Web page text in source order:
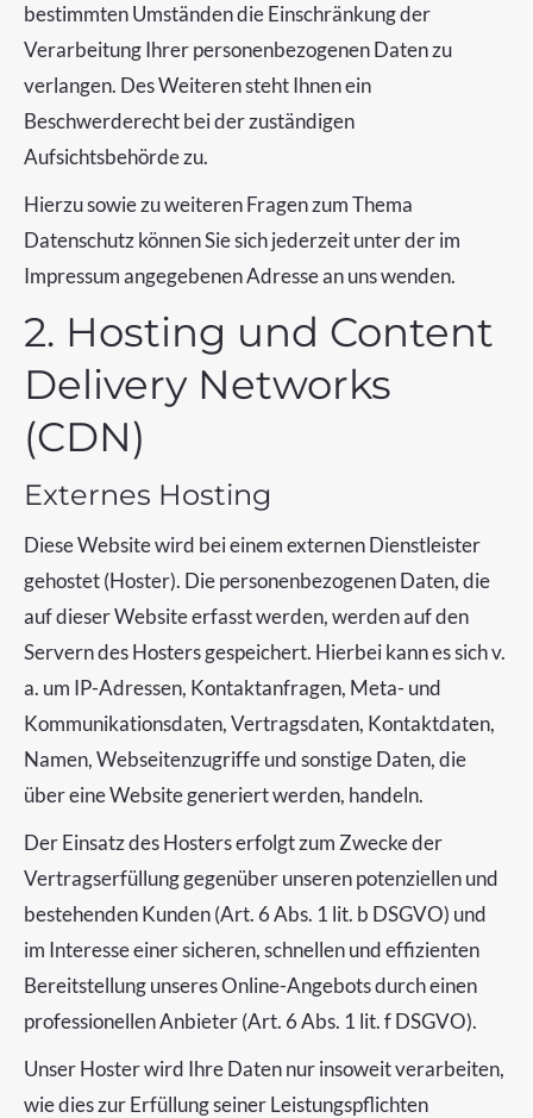
bestimmten Umständen die Einschränkung der
Verarbeitung Ihrer personenbezogenen Daten zu
verlangen. Des Weiteren steht Ihnen ein
Beschwerderecht bei der zuständigen
Aufsichtsbehörde zu.
Hierzu sowie zu weiteren Fragen zum Thema
Datenschutz können Sie sich jederzeit unter der im
Impressum angegebenen Adresse an uns wenden.
2. Hosting und Content
Delivery Networks
(CDN)
Externes Hosting
Diese Website wird bei einem externen Dienstleister
gehostet (Hoster). Die personenbezogenen Daten, die
auf dieser Website erfasst werden, werden auf den
Servern des Hosters gespeichert. Hierbei kann es sich v.
a. um IP-Adressen, Kontaktanfragen, Meta- und
Kommunikationsdaten, Vertragsdaten, Kontaktdaten,
Namen, Webseitenzugriffe und sonstige Daten, die
über eine Website generiert werden, handeln.
Der Einsatz des Hosters erfolgt zum Zwecke der
Vertragserfüllung gegenüber unseren potenziellen und
bestehenden Kunden (Art. 6 Abs. 1 lit. b DSGVO) und
im Interesse einer sicheren, schnellen und effizienten
Bereitstellung unseres Online-Angebots durch einen
professionellen Anbieter (Art. 6 Abs. 1 lit. f DSGVO).
Unser Hoster wird Ihre Daten nur insoweit verarbeiten,
wie dies zur Erfüllung seiner Leistungspflichten